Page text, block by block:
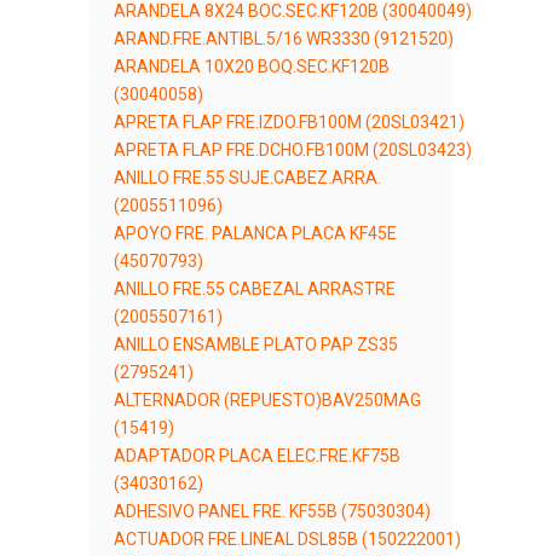
ARANDELA 8X24 BOC.SEC.KF120B (30040049)
ARAND.FRE.ANTIBL.5/16 WR3330 (9121520)
ARANDELA 10X20 BOQ.SEC.KF120B
(30040058)
APRETA FLAP FRE.IZDO.FB100M (20SL03421)
APRETA FLAP FRE.DCHO.FB100M (20SL03423)
ANILLO FRE.55 SUJE.CABEZ.ARRA.
(2005511096)
APOYO FRE. PALANCA PLACA KF45E
(45070793)
ANILLO FRE.55 CABEZAL ARRASTRE
(2005507161)
ANILLO ENSAMBLE PLATO PAP ZS35
(2795241)
ALTERNADOR (REPUESTO)BAV250MAG
(15419)
ADAPTADOR PLACA ELEC.FRE.KF75B
(34030162)
ADHESIVO PANEL FRE. KF55B (75030304)
ACTUADOR FRE.LINEAL DSL85B (150222001)